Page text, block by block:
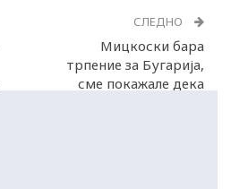
СЛЕДНО
Мицкоски бара
трпение за Бугарија,
сме покажале дека